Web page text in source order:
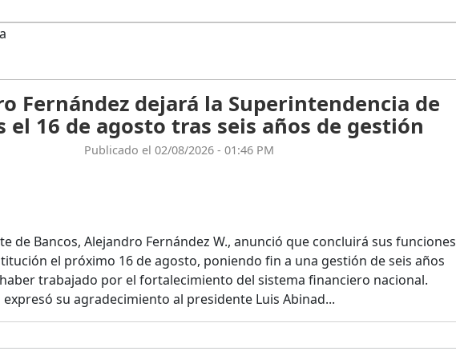
Fernández dejará la Superintendencia de
el 16 de agosto tras seis años de gestión
Publicado el 02/08/2026 - 01:46 PM
de Bancos, Alejandro Fernández W., anunció que concluirá sus funciones
el próximo 16 de agosto, poniendo fin a una gestión de seis años
trabajado por el fortalecimiento del sistema financiero nacional.
expresó su agradecimiento al presidente Luis Abinad...